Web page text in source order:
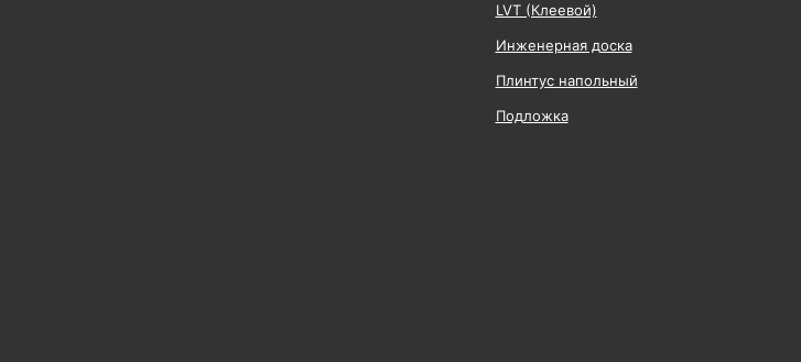
LVT (Клеевой)
Инженерная доска
Плинтус напольный
Подложка